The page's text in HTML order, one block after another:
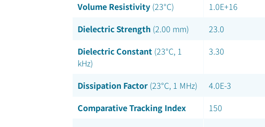
Volume Resistivity(23°C) 1.0E+16
Dielectric Strength (2.00 mm) 23.0
Dielectric Constant(23°C, 1
kHz)
3.30
Dissipation Factor(23°C, 1 MHz) 4.0E-3
Comparative Tracking Index
150